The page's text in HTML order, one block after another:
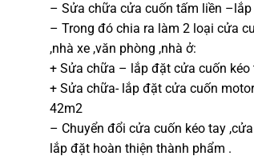
– Sửa chữa cửa cuốn tấm liền
– Trong đó chia ra làm 2 loại cửa
,nhà xe ,văn phòng ,nhà ở:
+ Sửa chữa – lắp đặt cửa cuốn
+ Sửa chữa- lắp đặt cửa cuốn
42m2
– Chuyển đổi cửa cuốn kéo tay
lắp đặt hoàn thiện thành phẩm .